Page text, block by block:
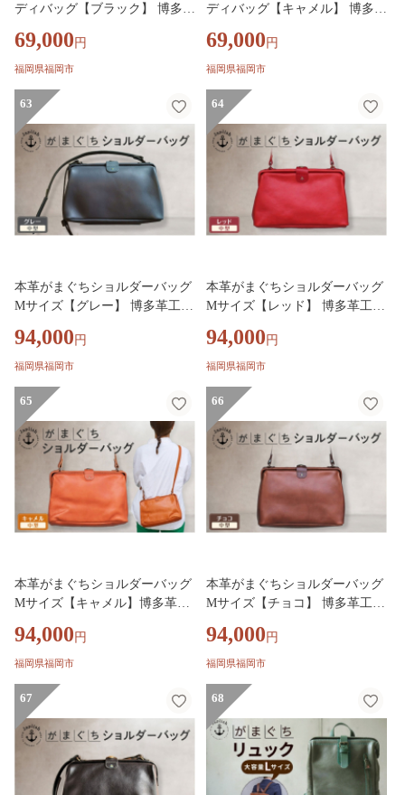
ディバッグ【ブラック】 博多革
69,000 円
福岡県福岡市
ディバッグ【キャメル】 博多革
69,000 円
福岡県福岡市
63
本革がまぐちショルダーバッグ
Mサイズ【グレー】 博多革工房
94,000 円
福岡県福岡市
64
本革がまぐちショルダーバッグ
Mサイズ【レッド】 博多革工房
94,000 円
福岡県福岡市
65
本革がまぐちショルダーバッグ
Mサイズ【キャメル】博多革工
94,000 円
福岡県福岡市
66
本革がまぐちショルダーバッグ
Mサイズ【チョコ】 博多革工房
94,000 円
福岡県福岡市
67 68